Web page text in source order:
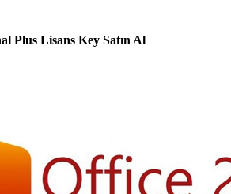
Plus Lisans Key Satın Al